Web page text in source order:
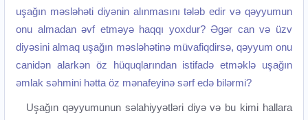
uşağın məsləhəti diyənin alınmasını tələb edir və qəyyumun
onu almadan əvf etməyə haqqı yoxdur? Əgər can və üzv
diyəsini almaq uşağın məsləhətinə müvafiqdirsə, qəyyum onu
canidən alarkən öz hüquqlarından istifadə etməklə uşağın
əmlak səhmini hətta öz mənafeyinə sərf edə bilərmi?
Uşağın qəyyumunun səlahiyyətləri diyə və bu kimi hallara